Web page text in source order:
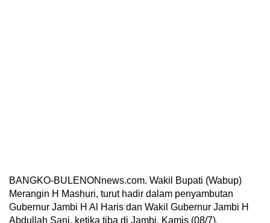
BANGKO-BULENONnews.com. Wakil Bupati (Wabup)
Merangin H Mashuri, turut hadir dalam penyambutan
Gubernur Jambi H Al Haris dan Wakil Gubernur Jambi H
Abdullah Sani, ketika tiba di Jambi, Kamis (08/7).